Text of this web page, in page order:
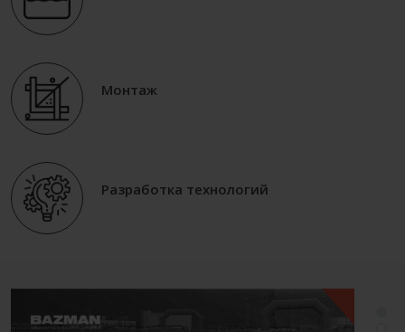
Монтаж
Разработка технологий